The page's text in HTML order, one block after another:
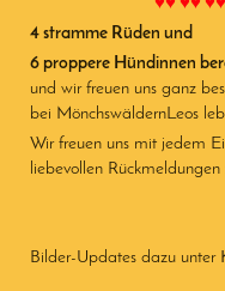
♥♥ ♥♥ ♥♥
4 stramme Rüden und
6 proppere Hündinnen
und wir freuen uns ganz
bei MönchswäldernLeos
Wir freuen uns mit jedem
liebevollen
Bilder-Updates dazu unter